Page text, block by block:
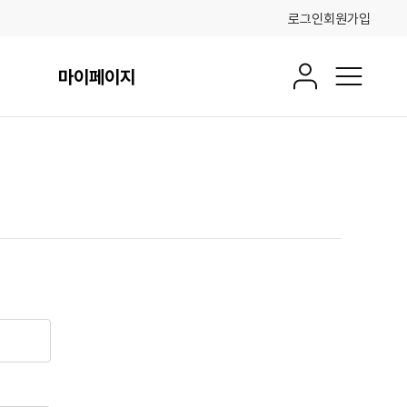
로그인회원가입
마이페이지 회원정보전체메뉴